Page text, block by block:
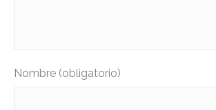
Nombre (obligatorio)